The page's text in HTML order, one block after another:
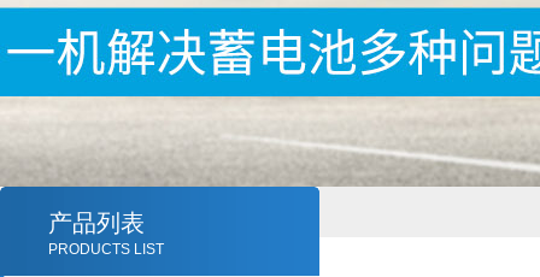
产品列表
PRODUCTS LIST